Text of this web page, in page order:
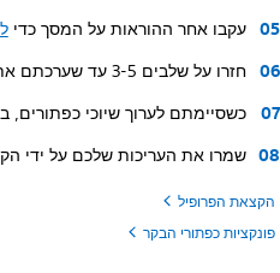
עקבו אחר ההוראות על המסך כדי
חזרו על שלבים 3-5 עד שערכתם את כל הכפתורים שרציתם.
כשסיימתם לערוך שיוכי כפתורים,
שמרו את העריכות שלכם על ידי
הקצאת הפרופיל
פונקציות כפתורי הבקר